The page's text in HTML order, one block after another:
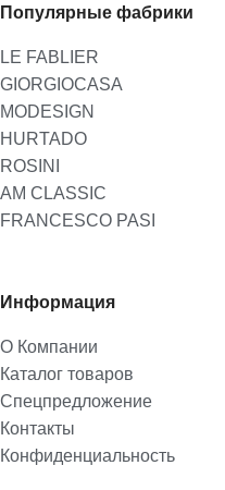
Популярные фабрики
LE FABLIER
GIORGIOCASA
MODESIGN
HURTADO
ROSINI
AM CLASSIC
FRANCESCO PASI
Информация
О Компании
Каталог товаров
Спецпредложение
Контакты
Конфиденциальность